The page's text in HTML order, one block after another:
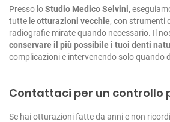
Presso loStudio Medico Selvini,
tutte leotturazioni vecchie, con strumenti
radiografie mirate quando necessario. Il
conservare il più possibile i tuoi denti
complicazioni e intervenendo solo quando
Contattaci per un controllo
Se hai otturazioni fatte da anni e non